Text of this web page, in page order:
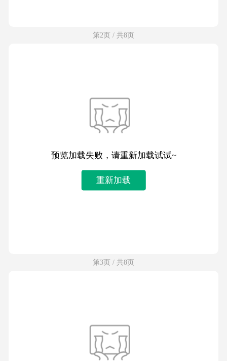
第2页 / 共8页
预览加载失败，请重新加载试试~
重新加载
第3页 / 共8页